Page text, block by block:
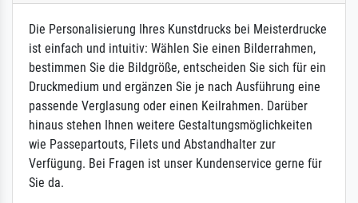
Die Personalisierung Ihres Kunstdrucks bei Meisterdrucke
ist einfach und intuitiv: Wählen Sie einen Bilderrahmen,
bestimmen Sie die Bildgröße, entscheiden Sie sich für ein
Druckmedium und ergänzen Sie je nach Ausführung eine
passende Verglasung oder einen Keilrahmen. Darüber
hinaus stehen Ihnen weitere Gestaltungsmöglichkeiten
wie Passepartouts, Filets und Abstandhalter zur
Verfügung. Bei Fragen ist unser Kundenservice gerne für
Sie da.